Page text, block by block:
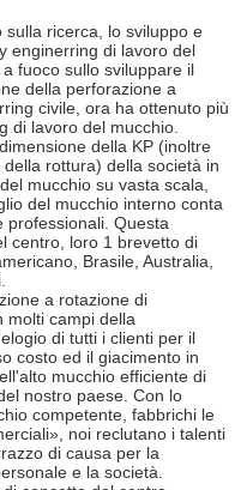
ricerca, lo sviluppo e
enginerring di lavoro del
fuoco sullo sviluppare il
della perforazione a
civile, ora ha ottenuto più
di lavoro del mucchio.
della KP (inoltre
rottura) della società in
mucchio su vasta scala,
del mucchio interno conta
professionali. Questa
centro, loro 1 brevetto di
Brasile, Australia,
a rotazione di
molti campi della
di tutti i clienti per il
costo ed il giacimento in
mucchio efficiente di
nostro paese. Con lo
competente, fabbrichi le
noi reclutano i talenti
di causa per la
e la società.